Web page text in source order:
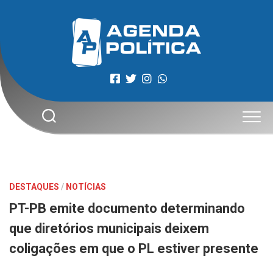
DESTAQUES / NOTÍCIAS
PT-PB emite documento determinando
que diretórios municipais deixem
coligações em que o PL estiver presente